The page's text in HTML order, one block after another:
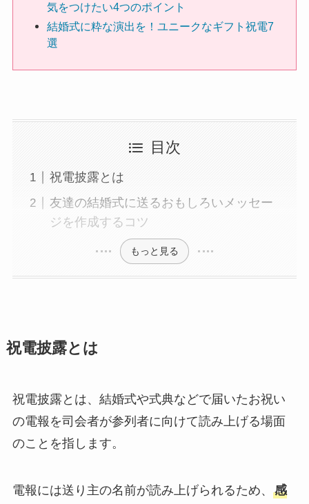
和柄・和風
観葉植物
フラワー（生花）
クリスタルメッセージ
オルゴール
純金
弔電を選ぶ
気をつけたい4つのポイント
結婚式に粋な演出を！ユニークなギフト祝電7
選
目次
祝電披露とは
友達の結婚式に送るおもしろいメッセー
ジを作成するコツ
もっと見る
祝電披露とは
祝電披露とは、結婚式や式典などで届いたお祝い
の電報を司会者が参列者に向けて読み上げる場面
のことを指します。
電報には送り主の名前が読み上げられるため、 感